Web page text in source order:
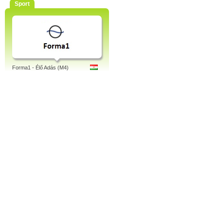
Sport
Forma1 - Élő Adás (M4)